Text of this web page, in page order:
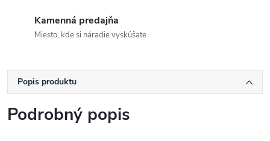
Kamenná predajňa
Miesto, kde si náradie vyskúšate
Popis produktu
Podrobný popis